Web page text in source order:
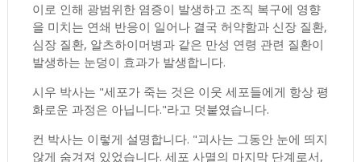
이로 인해 광범위한 염증이 발생하고 조직 복구에 영향
을 미치는 연쇄 반응이 일어나 결국 허약함과 신장 질환,
심장 질환, 알츠하이머병과 같은 만성 연령 관련 질환이
발생하는 눈덩이 효과가 발생합니다.
시우 박사는 "세포가 죽는 것은 이웃 세포들에게 항상 평
화로운 과정은 아닙니다."라고 덧붙였습니다.
컨 박사는 이렇게 설명합니다. "괴사는 그동안 눈에 띄지
않게 숨겨져 있었습니다. 세포 사멸의 마지막 단계로서,